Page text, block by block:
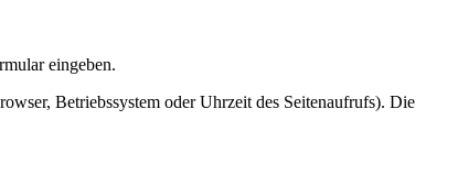
eingeben.
Betriebssystem oder Uhrzeit des Seitenaufrufs). Die